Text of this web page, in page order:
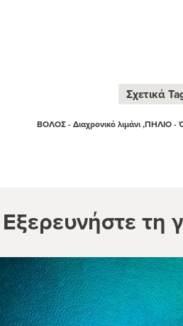
Σχετικά
ΒΟΛΟΣ - Διαχρονικό λιμάνι ,ΠΗΛΙΟ -
Εξερευνήστε τη